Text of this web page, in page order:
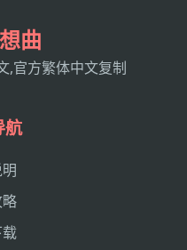
曲
,官方繁体中文复制
航